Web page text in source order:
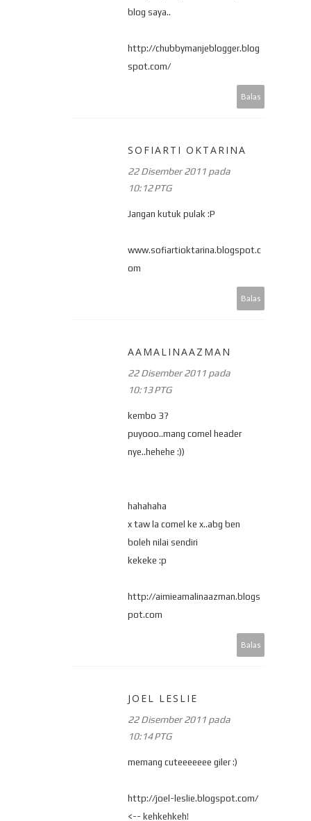
blog saya..
http://chubbymanjeblogger.blog
spot.com/
Balas
SOFIARTI OKTARINA
22 Disember 2011 pada
10:12 PTG
Jangan kutuk pulak :P
www.sofiartioktarina.blogspot.c
om
Balas
AAMALINAAZMAN
22 Disember 2011 pada
10:13 PTG
kembo 3?
puyooo..mang comel header
nye..hehehe :))
hahahaha
x taw la comel ke x..abg ben
boleh nilai sendiri
kekeke :p
http://aimieamalinaazman.blogs
pot.com
Balas
JOEL LESLIE
22 Disember 2011 pada
10:14 PTG
memang cuteeeeeee giler :)
http://joel-leslie.blogspot.com/
<-- kehkehkeh!